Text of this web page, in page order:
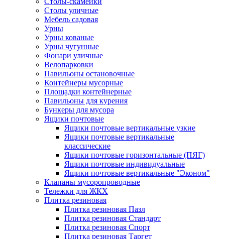
Столы уличные
Мебель садовая
Урны
Урны кованые
Урны чугунные
Фонари уличные
Велопарковки
Павильоны остановочные
Контейнеры мусорные
Площадки контейнерные
Павильоны для курения
Бункеры для мусора
Ящики почтовые
Ящики почтовые вертикальные узкие
Ящики почтовые вертикальные
классические
Ящики почтовые горизонтальные (ПЯГ)
Ящики почтовые индивидуальные
Ящики почтовые вертикальные "Эконом"
Клапаны мусоропроводные
Тележки для ЖКХ
Плитка резиновая
Плитка резиновая Пазл
Плитка резиновая Стандарт
Плитка резиновая Спорт
Плитка резиновая Таргет